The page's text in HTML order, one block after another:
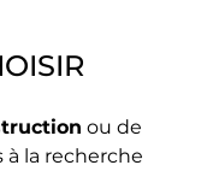
ou de
à la recherche